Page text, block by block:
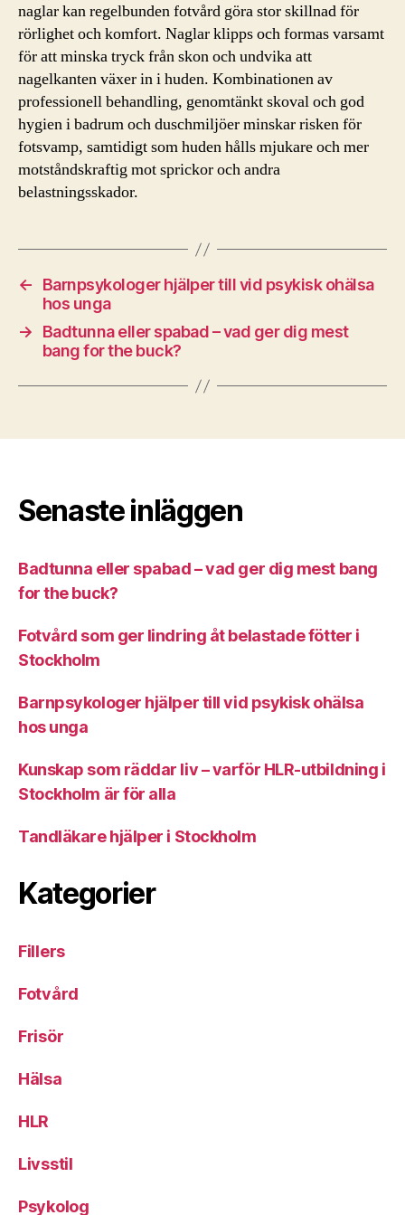
naglar kan regelbunden fotvård göra stor skillnad för
rörlighet och komfort. Naglar klipps och formas varsamt
för att minska tryck från skon och undvika att
nagelkanten växer in i huden. Kombinationen av
professionell behandling, genomtänkt skoval och god
hygien i badrum och duschmiljöer minskar risken för
fotsvamp, samtidigt som huden hålls mjukare och mer
motståndskraftig mot sprickor och andra
belastningsskador.
←
Barnpsykologer hjälper till vid psykisk ohälsa
hos unga
→
Badtunna eller spabad – vad ger dig mest
bang for the buck?
Senaste inläggen
Badtunna eller spabad – vad ger dig mest bang
for the buck?
Fotvård som ger lindring åt belastade fötter i
Stockholm
Barnpsykologer hjälper till vid psykisk ohälsa
hos unga
Kunskap som räddar liv – varför HLR-utbildning i
Stockholm är för alla
Tandläkare hjälper i Stockholm
Kategorier
Fillers
Fotvård
Frisör
Hälsa
HLR
Livsstil
Psykolog